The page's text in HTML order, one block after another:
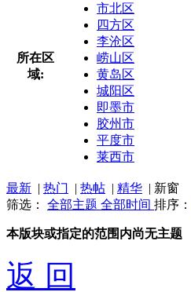
所在区
域:
市北区
四方区
李沧区
崂山区
黄岛区
城阳区
即墨市
胶州市
平度市
莱西市
最新 | 热门 | 热帖 | 精华 | 新窗
筛选： 全部主题 全部时间 排序：
本版块或指定的范围内尚无主题
返 回